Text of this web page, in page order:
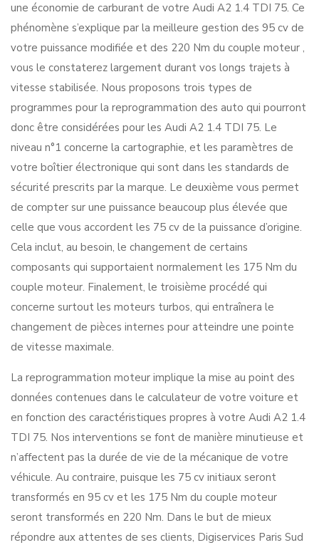
une économie de carburant de votre Audi A2 1.4 TDI 75. Ce
phénomène s’explique par la meilleure gestion des 95 cv de
votre puissance modifiée et des 220 Nm du couple moteur ,
vous le constaterez largement durant vos longs trajets à
vitesse stabilisée. Nous proposons trois types de
programmes pour la reprogrammation des auto qui pourront
donc être considérées pour les Audi A2 1.4 TDI 75. Le
niveau n°1 concerne la cartographie, et les paramètres de
votre boîtier électronique qui sont dans les standards de
sécurité prescrits par la marque. Le deuxième vous permet
de compter sur une puissance beaucoup plus élevée que
celle que vous accordent les 75 cv de la puissance d’origine.
Cela inclut, au besoin, le changement de certains
composants qui supportaient normalement les 175 Nm du
couple moteur. Finalement, le troisième procédé qui
concerne surtout les moteurs turbos, qui entraînera le
changement de pièces internes pour atteindre une pointe
de vitesse maximale.
La reprogrammation moteur implique la mise au point des
données contenues dans le calculateur de votre voiture et
en fonction des caractéristiques propres à votre Audi A2 1.4
TDI 75. Nos interventions se font de manière minutieuse et
n’affectent pas la durée de vie de la mécanique de votre
véhicule. Au contraire, puisque les 75 cv initiaux seront
transformés en 95 cv et les 175 Nm du couple moteur
seront transformés en 220 Nm. Dans le but de mieux
répondre aux attentes de ses clients, Digiservices Paris Sud